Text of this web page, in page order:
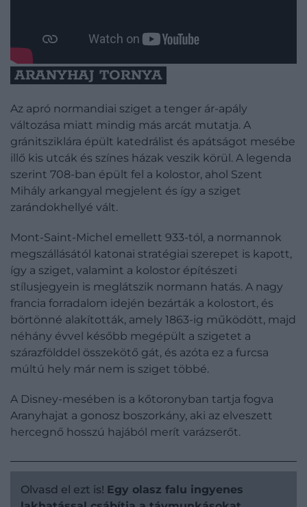
ARANYHAJ TORNYA
Az apró normandiai sziget a tenger ár-apály
változása miatt mindig más arcát mutatja. A
gránitsziklára épült katedrálist és apátságot mesébe
illő kis utcák és színes házak veszik körül. A legenda
szerint 708-ban épült fel a kolostor, ahol Szent
Mihály arkangyal megjelent és így a sziget
zarándokhellyé vált.
Mont-Saint-Michel emellett 933-tól, a normannok
megszállásától katonai stratégiai szerepet is kapott,
így a sziget, valamint a kolostor építészeti
stílusjegyein is meglátszik normann hatás. A nagy
francia forradalom idején bezárták a kolostort, és
börtönné alakították, amely 1863-ig működött, majd
néhány évvel később megépült a szigetet a
szárazfölddel összekötő gát, és azóta ez a furcsa
múltú hely már nem is sziget többé.
A Disney-mesében is a kőtoronyban tartja fogva
Aranyhajat a gonosz boszorkány, aki az elveszett
hercegnő hosszú hajából merít varázserőt.
Olvasd el ezt is! Egy olasz falu ingyenes